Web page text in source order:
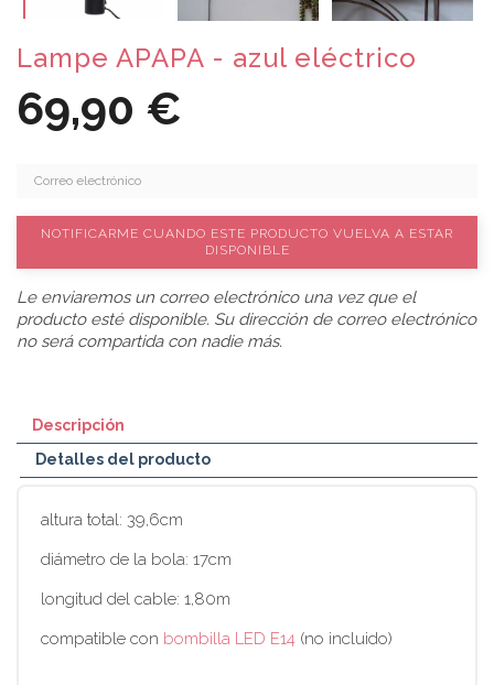
Lampe APAPA - azul eléctrico
69,90 €
NOTIFICARME CUANDO ESTE PRODUCTO VUELVA A ESTAR
DISPONIBLE
Le enviaremos un correo electrónico una vez que el
producto esté disponible. Su dirección de correo electrónico
no será compartida con nadie más.
Descripción
Detalles del producto
altura total: 39,6cm
diámetro de la bola: 17cm
longitud del cable: 1,80m
compatible con bombilla LED E14 (no incluido)